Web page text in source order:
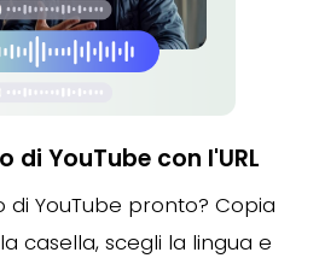
di YouTube con l'URL
di YouTube pronto? Copia
casella, scegli la lingua e